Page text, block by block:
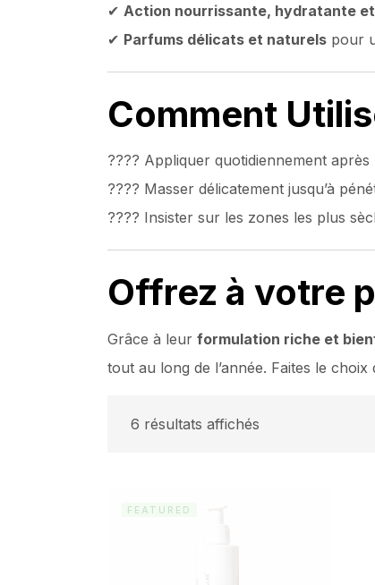
✔ Action nourrissante, hydratante
✔ Parfums délicats et naturels pour
Comment
???? Appliquer quotidiennement
???? Masser délicatement jusqu’à
???? Insister sur les zones les plus
Offrez à votre
Grâce à leur formulation riche et
tout au long de l’année. Faites le
6 résultats affichés
FEATURED